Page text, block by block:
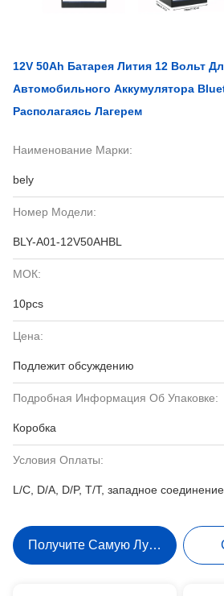
12V 50Ah Батарея Лития 12 Вольт
Автомобильного Аккумулятора
Располагаясь Лагерем
Наименование Марки:
bely
Номер Модели:
BLY-A01-12V50AHBL
МОК:
10pcs
Цена:
Подлежит обсуждению
Подробная Информация Об Упаковке:
Коробка
Условия Оплаты:
L/C, D/A, D/P, T/T, западное соединение
Получите Самую Лучшую Цену